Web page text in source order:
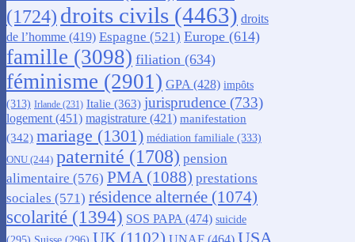
(1724) droits civils (4463) droits
de l’homme (419) Espagne (521) Europe (614)
famille (3098) filiation (634)
féminisme (2901) GPA (428) impôts
(313) Irlande (231) Italie (363) jurisprudence (733)
logement (451) magistrature (421) manifestation
(342) mariage (1301) médiation familiale (333)
ONU (244) paternité (1708) pension
alimentaire (576) PMA(1088) prestations
sociales (571) résidence alternée (1074)
scolarité (1394) SOS PAPA(474) suicide
USA